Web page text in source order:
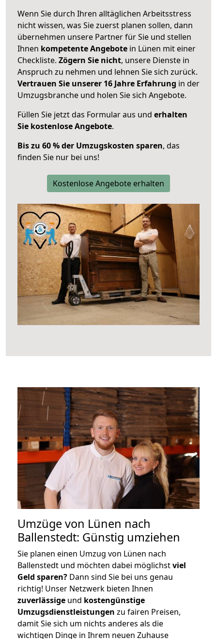
Wenn Sie durch Ihren alltäglichen Arbeitsstress
nicht wissen, was Sie zuerst planen sollen, dann
übernehmen unsere Partner für Sie und stellen
Ihnen kompetente Angebote in Lünen mit einer
Checkliste. Zögern Sie nicht, unsere Dienste in
Anspruch zu nehmen und lehnen Sie sich zurück.
Vertrauen Sie unserer 16 Jahre Erfahrung in der
Umzugsbranche und holen Sie sich Angebote.
Füllen Sie jetzt das Formular aus und erhalten
Sie kostenlose Angebote.
Bis zu 60 % der Umzugskosten sparen, das
finden Sie nur bei uns!
Kostenlose Angebote erhalten
Umzüge von Lünen nach
Ballenstedt: Günstig umziehen
Sie planen einen Umzug von Lünen nach
Ballenstedt und möchten dabei möglichstviel
Geld sparen? Dann sind Sie bei uns genau
richtig! Unser Netzwerk bieten Ihnen
zuverlässige und kostengünstige
Umzugsdienstleistungen zu fairen Preisen,
damit Sie sich um nichts anderes als die
wichtigen Dinge in Ihrem neuen Zuhause